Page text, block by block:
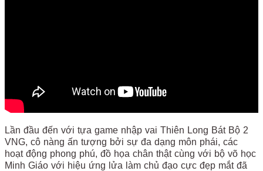
Lần đầu đến với tựa game nhập vai Thiên Long Bát Bộ 2
VNG, cô nàng ấn tượng bởi sự đa dạng môn phái, các
hoạt động phong phú, đồ họa chân thật cùng với bộ võ học
Minh Giáo với hiệu ứng lửa làm chủ đạo cực đẹp mắt đã